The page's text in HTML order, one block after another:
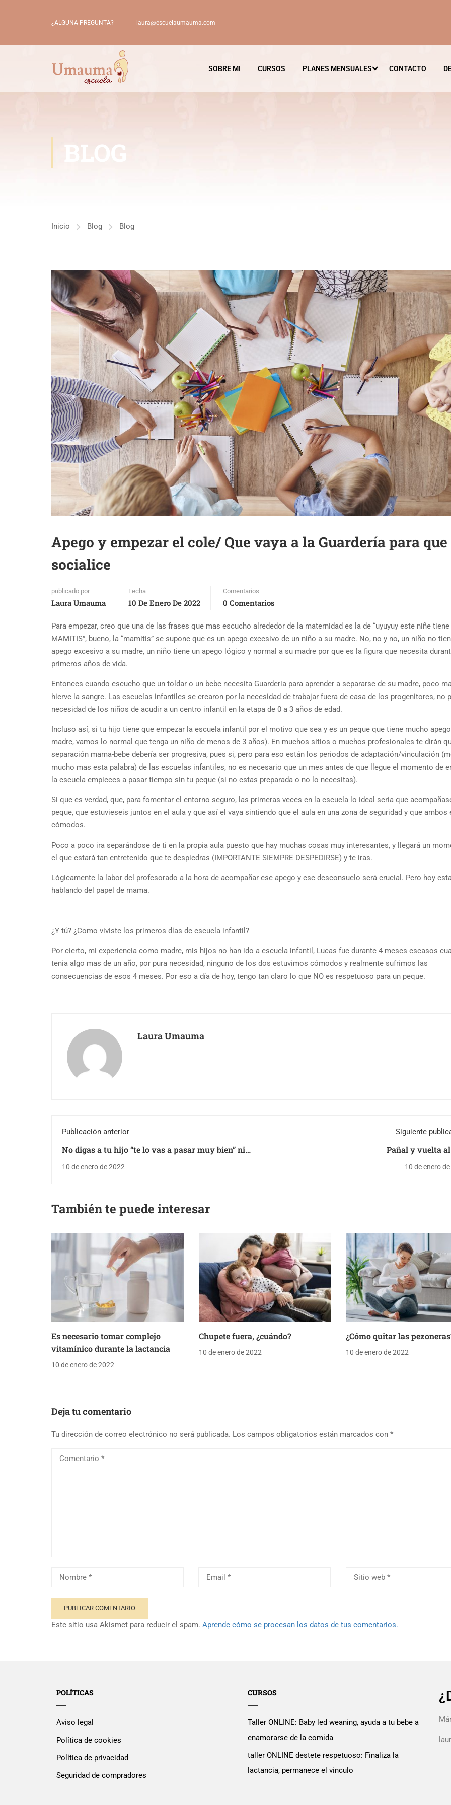
¿ALGUNA PREGUNTA? laura@escuelaumauma.com
SOBRE MI CURSOS PLANES MENSUALES CONTACTO
BLOG
Inicio Blog Blog
Apego y empezar el cole/ Que vaya a la Guardería para que
socialice
publicado por
Laura Umauma
Fecha
10 De Enero De 2022
Comentarios
0 Comentarios
Para empezar, creo que una de las frases que mas escucho alrededor de la maternidad es la de “uyuyuy este niñe
MAMITIS”, bueno, la “mamitis” se supone que es un apego excesivo de un niño a su madre. No, no y no, un niño no
apego excesivo a su madre, un niño tiene un apego lógico y normal a su madre por que es la figura que necesita
primeros años de vida.
Entonces cuando escucho que un toldar o un bebe necesita Guarderia para aprender a separarse de su madre, poco
hierve la sangre. Las escuelas infantiles se crearon por la necesidad de trabajar fuera de casa de los progenitores, no
necesidad de los niños de acudir a un centro infantil en la etapa de 0 a 3 años de edad.
Incluso así, si tu hijo tiene que empezar la escuela infantil por el motivo que sea y es un peque que tiene mucho
madre, vamos lo normal que tenga un niño de menos de 3 años). En muchos sitios o muchos profesionales te dirán
separación mama-bebe debería ser progresiva, pues si, pero para eso están los periodos de adaptación/vinculación
mucho mas esta palabra) de las escuelas infantiles, no es necesario que un mes antes de que llegue el momento de
la escuela empieces a pasar tiempo sin tu peque (si no estas preparada o no lo necesitas).
Si que es verdad, que, para fomentar el entorno seguro, las primeras veces en la escuela lo ideal seria que
peque, que estuvieseis juntos en el aula y que así el vaya sintiendo que el aula en una zona de seguridad y que ambos
cómodos.
Poco a poco ira separándose de ti en la propia aula puesto que hay muchas cosas muy interesantes, y llegará un
el que estará tan entretenido que te despiedras (IMPORTANTE SIEMPRE DESPEDIRSE) y te iras.
Lógicamente la labor del profesorado a la hora de acompañar ese apego y ese desconsuelo será crucial. Pero hoy
hablando del papel de mama.
¿Y tú? ¿Como viviste los primeros días de escuela infantil?
Por cierto, mi experiencia como madre, mis hijos no han ido a escuela infantil, Lucas fue durante 4 meses escasos
tenia algo mas de un año, por pura necesidad, ninguno de los dos estuvimos cómodos y realmente sufrimos las
consecuencias de esos 4 meses. Por eso a día de hoy, tengo tan claro lo que NO es respetuoso para un peque.
Laura Umauma
Publicación anterior
No digas a tu hijo “te lo vas a pasar muy bien” ni
“pórtate bien” al entrar al cole
10 de enero de 2022
Siguiente
Pañal y vuelta
10 de enero
También te puede interesar
Es necesario tomar complejo
vitamínico durante la lactancia
10 de enero de 2022
Chupete fuera, ¿cuándo?
10 de enero de 2022
¿Cómo quitar las
10 de enero de 2022
Deja tu comentario
Tu dirección de correo electrónico no será publicada. Los campos obligatorios están marcados con *
Este sitio usa Akismet para reducir el spam. Aprende cómo se procesan los datos de tus comentarios.
POLÍTICAS
Aviso legal
Política de cookies
Política de privacidad
Seguridad de compradores
CURSOS
Taller ONLINE: Baby led weaning, ayuda a tu bebe a
enamorarse de la comida
taller ONLINE destete respetuoso: Finaliza la
lactancia, permanece el vinculo